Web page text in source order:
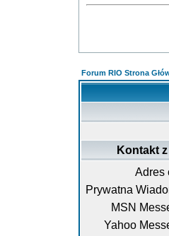
Forum RIO Strona
Kontakt
Adres
Prywatna
MSN
Yahoo